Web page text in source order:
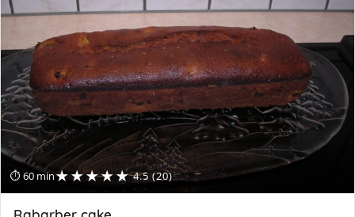
⏱ 60 min★★★★★ 4.5 (20)